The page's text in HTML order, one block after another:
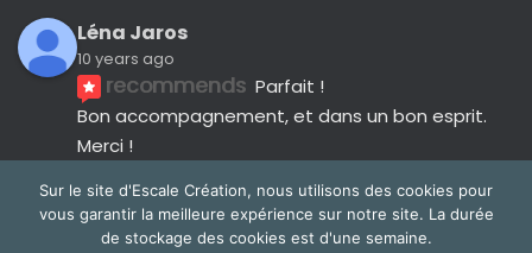
Léna Jaros
10 years ago
recommends Parfait !
Bon accompagnement, et dans un bon esprit.
Merci !
Avis suivants
Sur le site d'Escale Création, nous utilisons des cookies pour
vous garantir la meilleure expérience sur notre site. La durée
de stockage des cookies est d'une semaine.